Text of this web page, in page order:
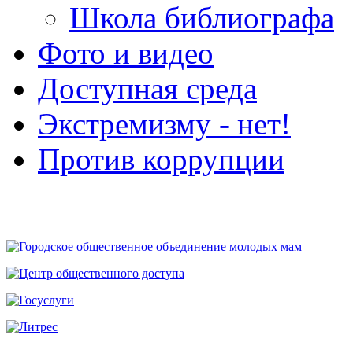
Школа библиографа
Фото и видео
Доступная среда
Экстремизму - нет!
Против коррупции